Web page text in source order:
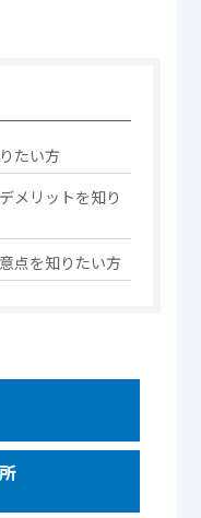
たい方
メリットを知り
点を知りたい方